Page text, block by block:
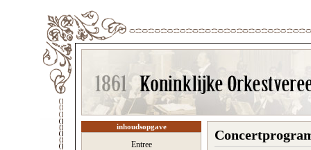
inhoudsopgave
Entree